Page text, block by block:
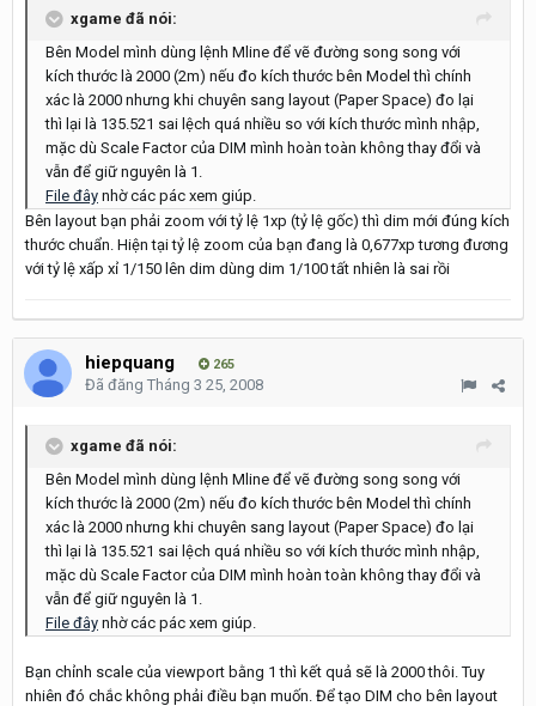
xgame đã nói:
Bên Model mình dùng lệnh Mline để vẽ đường song song với
kích thước là 2000 (2m) nếu đo kích thước bên Model thì chính
xác là 2000 nhưng khi chuyên sang layout (Paper Space) đo lại
thì lại là 135.521 sai lệch quá nhiều so với kích thước mình nhập,
mặc dù Scale Factor của DIM mình hoàn toàn không thay đổi và
vẫn để giữ nguyên là 1.
File đây nhờ các pác xem giúp.
Bên layout bạn phải zoom với tỷ lệ 1xp (tỷ lệ gốc) thì dim mới đúng kích
thước chuẩn. Hiện tại tỷ lệ zoom của bạn đang là 0,677xp tương đương
với tỷ lệ xấp xỉ 1/150 lên dim dùng dim 1/100 tất nhiên là sai rồi
hiepquang 265
Đã đăng Tháng 3 25, 2008
xgame đã nói:
Bên Model mình dùng lệnh Mline để vẽ đường song song với
kích thước là 2000 (2m) nếu đo kích thước bên Model thì chính
xác là 2000 nhưng khi chuyên sang layout (Paper Space) đo lại
thì lại là 135.521 sai lệch quá nhiều so với kích thước mình nhập,
mặc dù Scale Factor của DIM mình hoàn toàn không thay đổi và
vẫn để giữ nguyên là 1.
File đây nhờ các pác xem giúp.
Bạn chỉnh scale của viewport bằng 1 thì kết quả sẽ là 2000 thôi. Tuy
nhiên đó chắc không phải điều bạn muốn. Để tạo DIM cho bên layout